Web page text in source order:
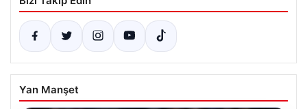
Yan Manşet